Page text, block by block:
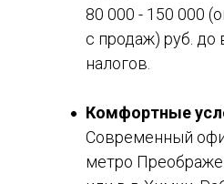
80 000 - 150 000
с продаж) руб. до
налогов.
Комфортные
Современный
метро